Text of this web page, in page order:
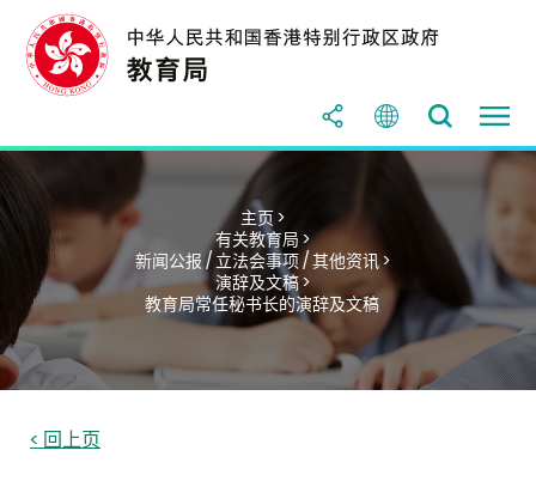
主页 >
有关教育局 >
新闻公报 / 立法会事项 / 其他资讯 >
演辞及文稿 >
教育局常任秘书长的演辞及文稿
< 回上页